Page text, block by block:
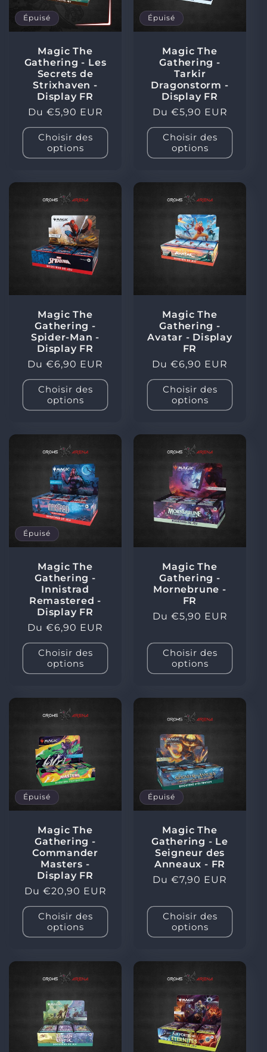
Épuisé
Magic The
Gathering - Les
Secrets de
Strixhaven -
Display FR
Prix
habituel
Du €5,90 EUR
Choisir des
options
Épuisé
Magic The
Gathering -
Tarkir
Dragonstorm -
Display FR
Prix
habituel
Du €5,90 EUR
Choisir des
options
Magic The
Gathering -
Spider-Man -
Display FR
Prix
habituel
Du €6,90 EUR
Choisir des
options
Magic The
Gathering -
Avatar - Display
FR
Prix
habituel
Du €6,90 EUR
Choisir des
options
Épuisé
Magic The
Gathering -
Innistrad
Remastered -
Display FR
Prix
habituel
Du €6,90 EUR
Choisir des
options
Magic The
Gathering -
Mornebrune -
FR
Prix
Du €5,90 EUR
Choisir des
options
Épuisé
Magic The
Gathering -
Commander
Masters -
Display FR
Prix
habituel
Du €20,90 EUR
Choisir des
options
Épuisé
Magic The
Gathering - Le
Seigneur des
Anneaux - FR
Prix
Du €7,90 EUR
Choisir des
options